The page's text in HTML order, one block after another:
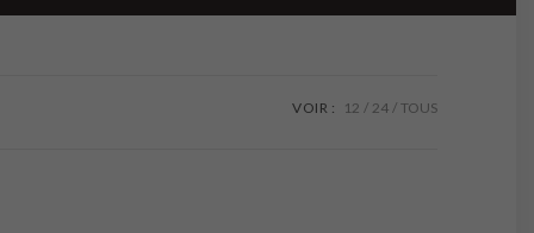
VOIR : 12 24 TOUS